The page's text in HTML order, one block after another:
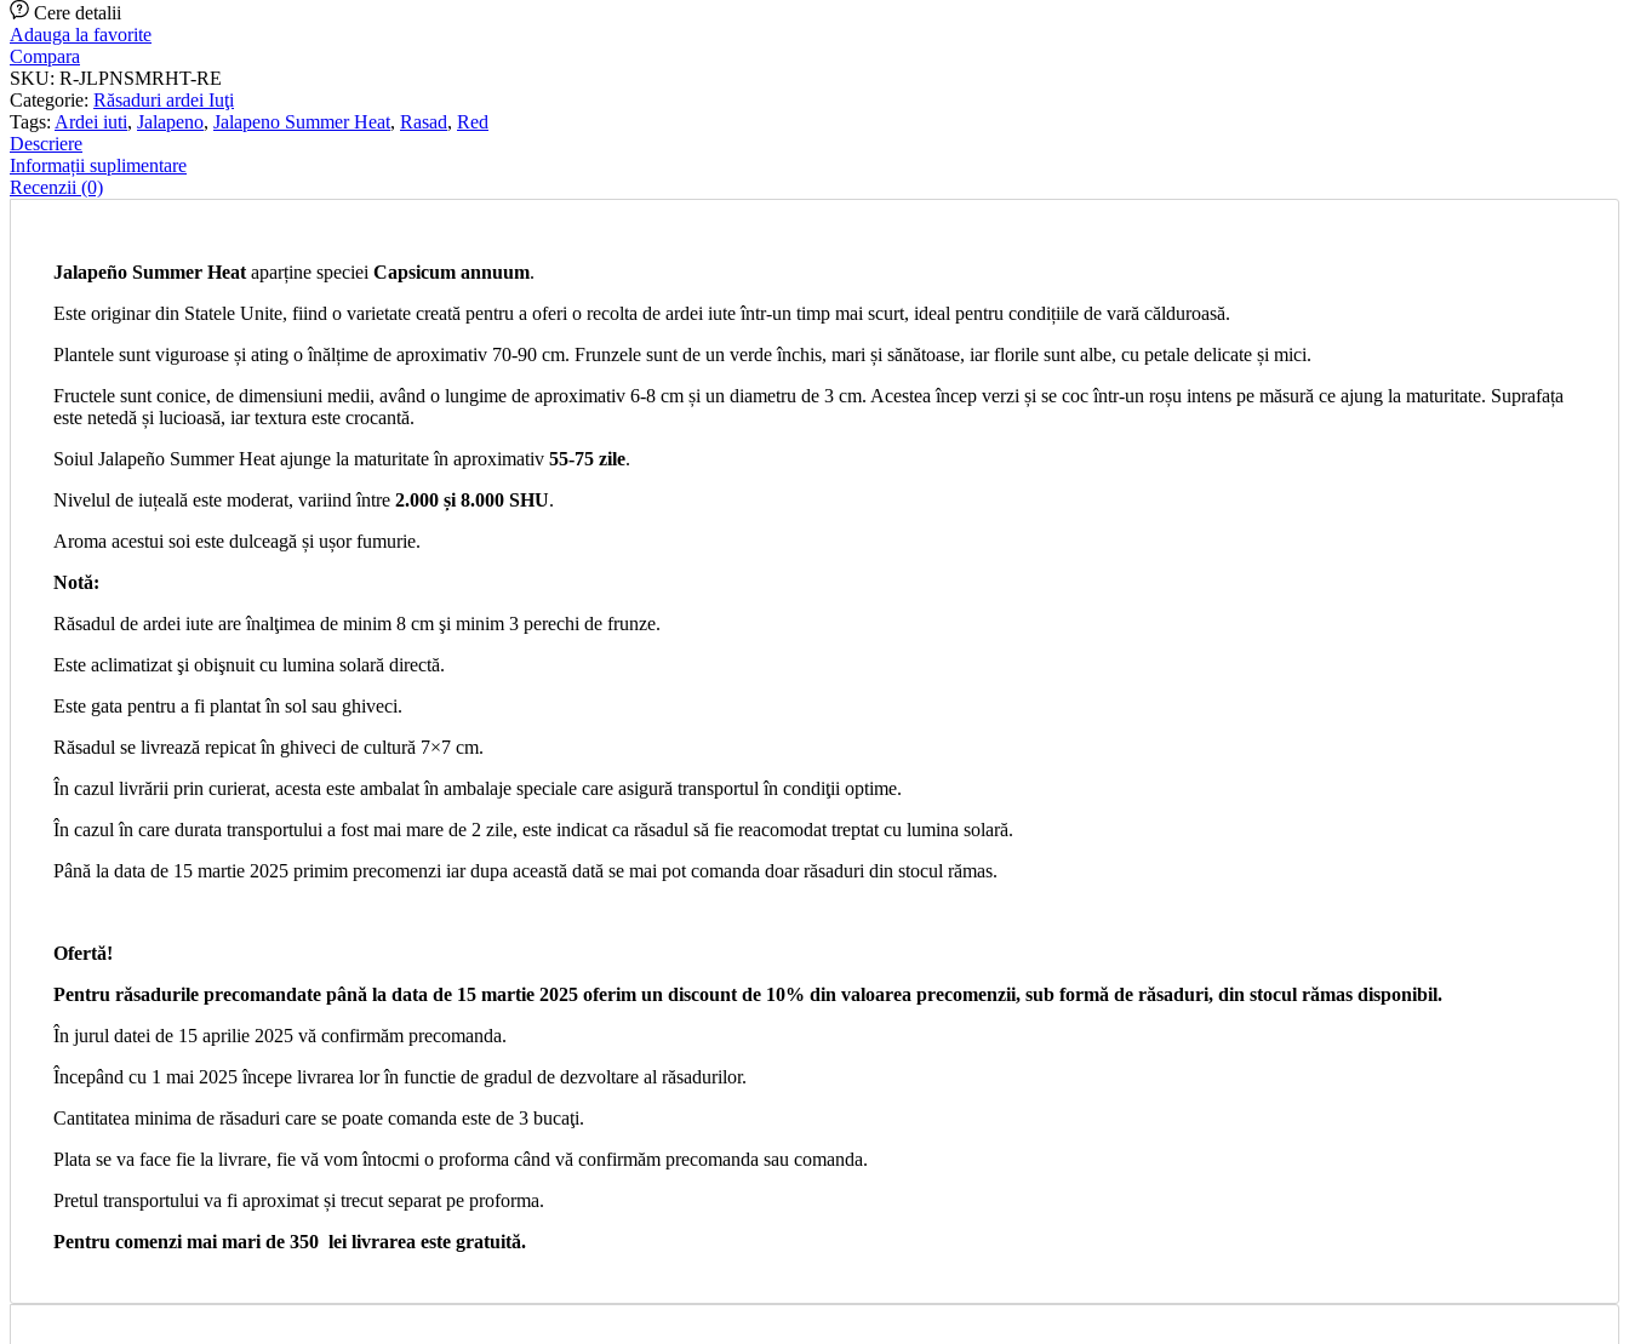
Cere detalii
Adauga la favorite
Compara
SKU: R-JLPNSMRHT-RE
Categorie: Răsaduri ardei Iuţi
Tags: Ardei iuti, Jalapeno, Jalapeno Summer Heat, Rasad, Red
Descriere
Informații suplimentare
Recenzii (0)
Jalapeño Summer Heat aparține speciei Capsicum annuum.
Este originar din Statele Unite, fiind o varietate creată pentru a oferi o recolta de ardei iute într-un timp mai scurt, ideal pentru condițiile de vară călduroasă.
Plantele sunt viguroase și ating o înălțime de aproximativ 70-90 cm. Frunzele sunt de un verde închis, mari și sănătoase, iar florile sunt albe, cu petale delicate și mici.
Fructele sunt conice, de dimensiuni medii, având o lungime de aproximativ 6-8 cm și un diametru de 3 cm. Acestea încep verzi și se coc într-un roșu intens pe măsură ce ajung la maturitate. Suprafața
este netedă și lucioasă, iar textura este crocantă.
Soiul Jalapeño Summer Heat ajunge la maturitate în aproximativ 55-75 zile.
Nivelul de iuțeală este moderat, variind între 2.000 și 8.000 SHU.
Aroma acestui soi este dulceagă și ușor fumurie.
Notă:
Răsadul de ardei iute are înalţimea de minim 8 cm şi minim 3 perechi de frunze.
Este aclimatizat şi obişnuit cu lumina solară directă.
Este gata pentru a fi plantat în sol sau ghiveci.
Răsadul se livrează repicat în ghiveci de cultură 7×7 cm.
În cazul livrării prin curierat, acesta este ambalat în ambalaje speciale care asigură transportul în condiţii optime.
În cazul în care durata transportului a fost mai mare de 2 zile, este indicat ca răsadul să fie reacomodat treptat cu lumina solară.
Până la data de 15 martie 2025 primim precomenzi iar dupa această dată se mai pot comanda doar răsaduri din stocul rămas.
Ofertă!
Pentru răsadurile precomandate până la data de 15 martie 2025 oferim un discount de 10% din valoarea precomenzii, sub formă de răsaduri, din stocul rămas disponibil.
În jurul datei de 15 aprilie 2025 vă confirmăm precomanda.
Începând cu 1 mai 2025 începe livrarea lor în functie de gradul de dezvoltare al răsadurilor.
Cantitatea minima de răsaduri care se poate comanda este de 3 bucaţi.
Plata se va face fie la livrare, fie vă vom întocmi o proforma când vă confirmăm precomanda sau comanda.
Pretul transportului va fi aproximat și trecut separat pe proforma.
Pentru comenzi mai mari de 350 lei livrarea este gratuită.